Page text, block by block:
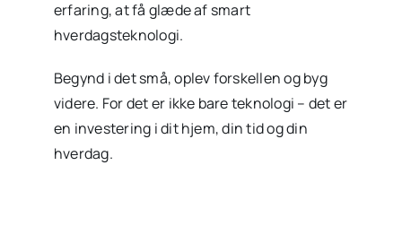
erfaring, at få glæde af smart
hverdagsteknologi.
Begynd i det små, oplev forskellen og byg
videre. For det er ikke bare teknologi – det er
en investering i dit hjem, din tid og din
hverdag.